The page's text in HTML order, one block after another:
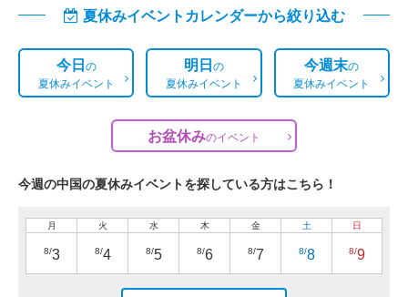
夏休みイベントカレンダーから絞り込む
今日の
夏休みイベント
明日の
夏休みイベント
今週末の
夏休みイベント
お盆休みのイベント
今週の中国の夏休みイベントを探している方はこちら！
月
8/3
火
8/4
水
8/5
木
8/6
金
8/7
土
8/8
日
8/9